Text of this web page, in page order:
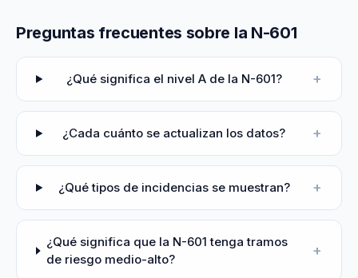
Preguntas frecuentes sobre la N-601
¿Qué significa el nivel A de la N-601? +
¿Cada cuánto se actualizan los datos? +
¿Qué tipos de incidencias se muestran? +
¿Qué significa que la N-601 tenga tramos
de riesgo medio-alto?
+